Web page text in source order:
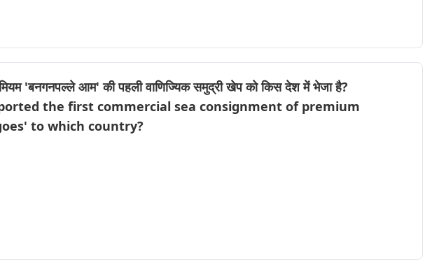
'बनगनपल्ले आम' की पहली वाणिज्यिक समुद्री खेप को किस देश में भेजा है?
the first commercial sea consignment of premium
to which country?